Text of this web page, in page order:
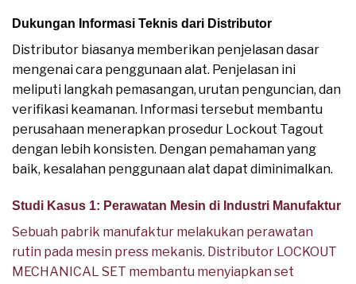
Dukungan Informasi Teknis dari Distributor
Distributor biasanya memberikan penjelasan dasar
mengenai cara penggunaan alat. Penjelasan ini
meliputi langkah pemasangan, urutan penguncian, dan
verifikasi keamanan. Informasi tersebut membantu
perusahaan menerapkan prosedur Lockout Tagout
dengan lebih konsisten. Dengan pemahaman yang
baik, kesalahan penggunaan alat dapat diminimalkan.
Studi Kasus 1: Perawatan Mesin di Industri Manufaktur
Sebuah pabrik manufaktur melakukan perawatan
rutin pada mesin press mekanis. Distributor LOCKOUT
MECHANICAL SET membantu menyiapkan set